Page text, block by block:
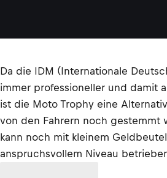
Da die IDM (Internationale
immer professioneller und damit
ist die Moto Trophy eine
von den Fahrern noch gestemmt
kann noch mit kleinem
anspruchsvollem Niveau